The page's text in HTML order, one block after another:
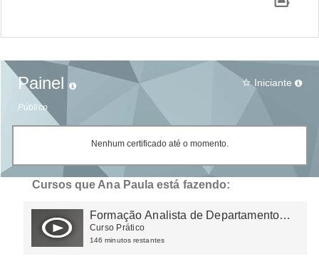
Painel
Público
star_border Iniciante
Nenhum certificado até o momento.
Cursos que Ana Paula está fazendo:
Formação Analista de Departamento
Pessoal
Curso Prático
146 minutos restantes